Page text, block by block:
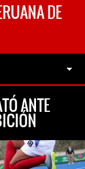
DE
ANTE